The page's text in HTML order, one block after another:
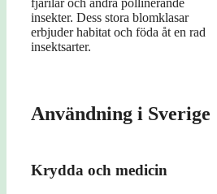
fjärilar och andra pollinerande
insekter. Dess stora blomklasar
erbjuder habitat och föda åt en rad
insektsarter.
Användning i Sverige
Krydda och medicin